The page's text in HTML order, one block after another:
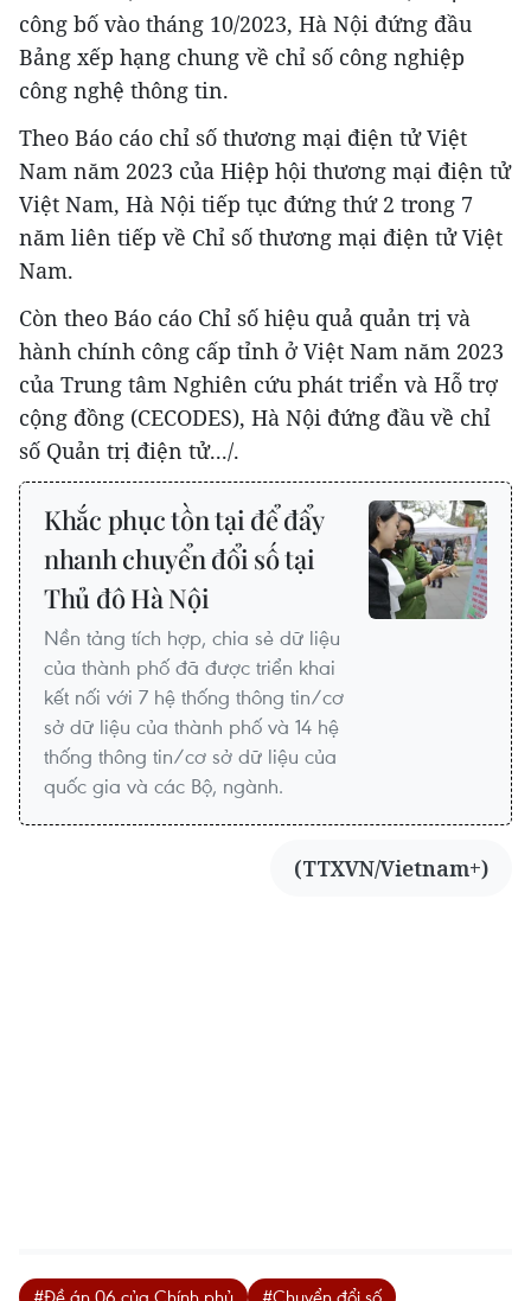
công bố vào tháng 10/2023, Hà Nội đứng đầu
Bảng xếp hạng chung về chỉ số công nghiệp
công nghệ thông tin.
Theo Báo cáo chỉ số thương mại điện tử Việt
Nam năm 2023 của Hiệp hội thương mại điện tử
Việt Nam, Hà Nội tiếp tục đứng thứ 2 trong 7
năm liên tiếp về Chỉ số thương mại điện tử Việt
Nam.
Còn theo Báo cáo Chỉ số hiệu quả quản trị và
hành chính công cấp tỉnh ở Việt Nam năm 2023
của Trung tâm Nghiên cứu phát triển và Hỗ trợ
cộng đồng (CECODES), Hà Nội đứng đầu về chỉ
số Quản trị điện tử.../.
Khắc phục tồn tại để đẩy
nhanh chuyển đổi số tại
Thủ đô Hà Nội
Nền tảng tích hợp, chia sẻ dữ liệu
của thành phố đã được triển khai
kết nối với 7 hệ thống thông tin/cơ
sở dữ liệu của thành phố và 14 hệ
thống thông tin/cơ sở dữ liệu của
quốc gia và các Bộ, ngành.
(TTXVN/Vietnam+)